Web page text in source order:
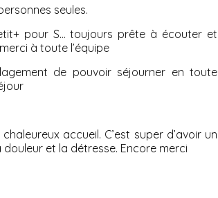
seules.
pour S… toujours prête à écouter et
à toute l’équipe
de pouvoir séjourner en toute
accueil. C’est super d’avoir un
et la détresse. Encore merci